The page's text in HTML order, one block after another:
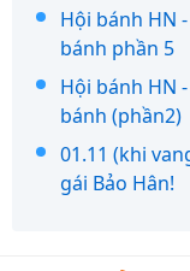
Hội bánh HN
bánh phần 5
Hội bánh HN
bánh (phần2)
01.11 (khi
gái Bảo Hân!